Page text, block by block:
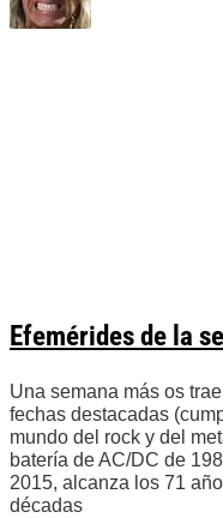
Efemérides de la
Una semana más os
fechas destacadas
mundo del rock y del
batería de AC/DC de
2015, alcanza los 71
décadas